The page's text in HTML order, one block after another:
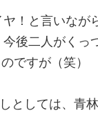
！と言いなが
後二人がくっ
ですが（笑）
としては、青